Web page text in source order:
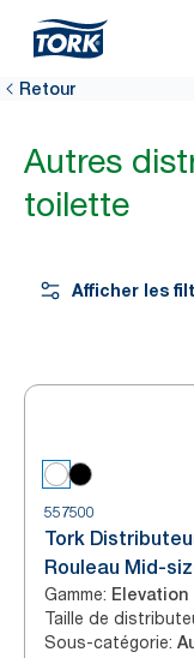
Retour
Autres
toilette
Afficher les
557500
Tork
Rouleau Mid-
Gamme: Elevation
Taille de
Sous-catégorie: